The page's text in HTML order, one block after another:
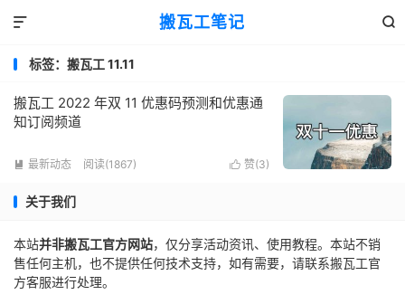
搬瓦工笔记 

标签：搬瓦工 11.11
搬瓦工 2022 年双 11 优惠码预测和优惠通
知订阅频道
 最新动态 阅读(1867)  赞(3)
关于我们
本站并非搬瓦工官方网站，仅分享活动资讯、使用教程。本站不销
售任何主机，也不提供任何技术支持，如有需要，请联系搬瓦工官
方客服进行处理。